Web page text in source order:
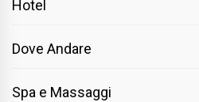
Hotel
Dove Andare
Spa e Massaggi